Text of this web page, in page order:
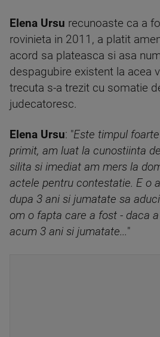
Elena Ursu recunoaste ca a
rovinieta in 2011, a platit
acord sa plateasca si asa
despagubire existent la acea
trecuta s-a trezit cu somatie
judecatoresc.
Elena Ursu: "Este timpul
primit, am luat la cunostiinta
silita si imediat am mers la
actele pentru contestatie. E o
dupa 3 ani si jumatate sa
om o fapta care a fost - daca
acum 3 ani si jumatate..."